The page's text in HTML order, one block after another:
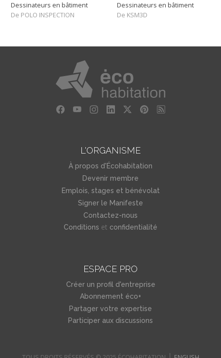
Dessinateurs en bâtiment
De POLO INSPECTION
Dessinateurs en bâtiment
De KSM3D
L'ORGANISME
À propos d'Écohabitation
Devenir membre
Emplois, stages et bénévolat
Signer le Manifeste
Contactez-nous
Conditions et confidentialité
ESPACE PRO
Créer un profil d'entreprise
Abonnement éco+
Partager votre expertise
Participer aux discussions